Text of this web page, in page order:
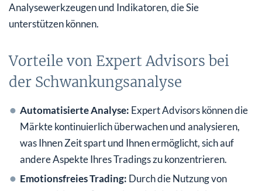
Analysewerkzeugen und Indikatoren, die Sie
unterstützen können.
Vorteile von Expert Advisors bei
der Schwankungsanalyse
Automatisierte Analyse: Expert Advisors können die
Märkte kontinuierlich überwachen und analysieren,
was Ihnen Zeit spart und Ihnen ermöglicht, sich auf
andere Aspekte Ihres Tradings zu konzentrieren.
Emotionsfreies Trading: Durch die Nutzung von